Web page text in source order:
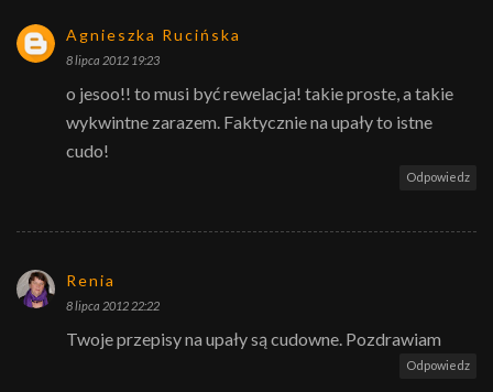
Agnieszka Rucińska
8 lipca 2012 19:23
o jesoo!! to musi być rewelacja! takie proste, a takie
wykwintne zarazem. Faktycznie na upały to istne
cudo!
Odpowiedz
Renia
8 lipca 2012 22:22
Twoje przepisy na upały są cudowne. Pozdrawiam
Odpowiedz